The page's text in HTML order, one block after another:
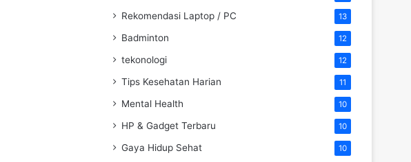
Rekomendasi Laptop / PC 13
Badminton 12
tekonologi 12
Tips Kesehatan Harian 11
Mental Health 10
HP & Gadget Terbaru 10
Gaya Hidup Sehat 10